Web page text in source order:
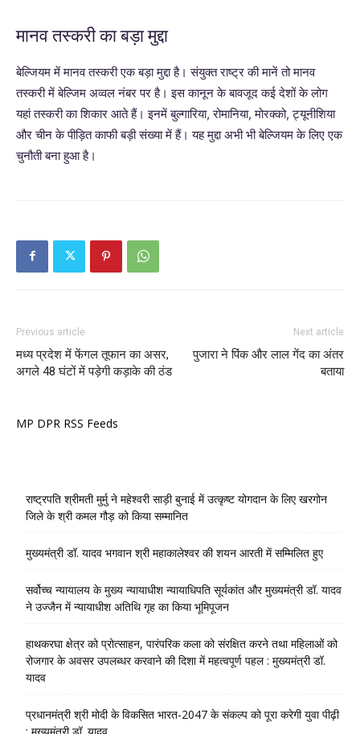
मानव तस्करी का बड़ा मुद्दा
बेल्जियम में मानव तस्करी एक बड़ा मुद्दा है। संयुक्त राष्ट्र की मानें तो मानव
तस्करी में बेल्जिम अव्वल नंबर पर है। इस कानून के बावजूद कई देशों के लोग
यहां तस्करी का शिकार आते हैं। इनमें बुल्गारिया, रोमानिया, मोरक्को, ट्यूनीशिया
और चीन के पीड़ित काफी बड़ी संख्या में हैं। यह मुद्दा अभी भी बेल्जियम के लिए एक
चुनौती बना हुआ है।
Previous article
मध्य प्रदेश में फेंगल तूफान का असर,
अगले 48 घंटों में पड़ेगी कड़ाके की ठंड
Next article
पुजारा ने पिंक और लाल गेंद का अंतर
बताया
MP DPR RSS Feeds
राष्ट्रपति श्रीमती मुर्मु ने महेश्वरी साड़ी बुनाई में उत्कृष्ट योगदान के लिए खरगोन
जिले के श्री कमल गौड़ को किया सम्मानित
मुख्यमंत्री डॉ. यादव भगवान श्री महाकालेश्‍वर की शयन आरती में सम्मिलित हुए
सर्वोच्च न्यायालय के मुख्‍य न्‍यायाधीश न्यायाधिपति सूर्यकांत और मुख्यमंत्री डॉ. यादव
ने उज्जैन में न्यायाधीश अतिथि गृह का किया भूमिपूजन
हाथकरघा क्षेत्र को प्रोत्साहन, पारंपरिक कला को संरक्षित करने तथा महिलाओं को
रोजगार के अवसर उपलब्धर करवाने की दिशा में महत्वपूर्ण पहल : मुख्यमंत्री डॉ.
यादव
प्रधानमंत्री श्री मोदी के विकसित भारत-2047 के संकल्प को पूरा करेगी युवा पीढ़ी
: मुख्यमंत्री डॉ. यादव